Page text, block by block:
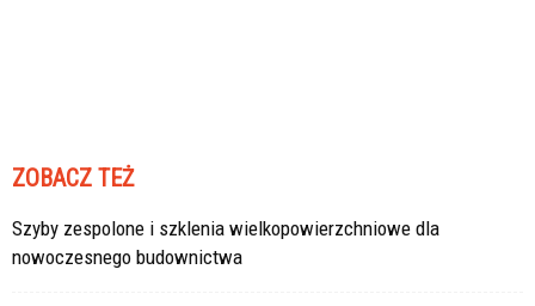
ZOBACZ TEŻ
Szyby zespolone i szklenia wielkopowierzchniowe dla
nowoczesnego budownictwa